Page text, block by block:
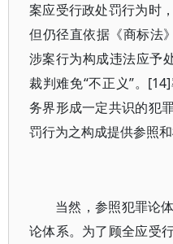
案应受行政处罚行为时
但仍径直依据《商标法
涉案行为构成违法应予
裁判难免“不正义”。
务界形成一定共识的犯
罚行为之构成提供参照和
当然，参照犯罪论
论体系。为了顾全应受